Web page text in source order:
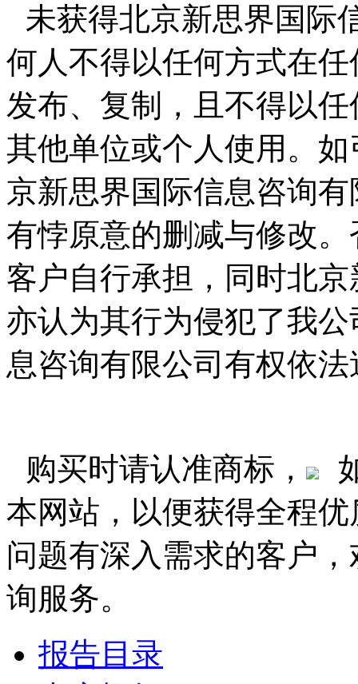
未获得北京新思界国际
何人不得以任何方式在
发布、复制，且不得以
其他单位或个人使用。
京新思界国际信息咨询
有悖原意的删减与修改
客户自行承担，同时北
亦认为其行为侵犯了我
息咨询有限公司有权依
购买时请认准商标，
本网站，以便获得全程
问题有深入需求的客户
询服务。
报告目录